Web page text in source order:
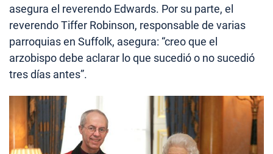
asegura el reverendo Edwards. Por su parte, el
reverendo Tiffer Robinson, responsable de varias
parroquias en Suffolk, asegura: “creo que el
arzobispo debe aclarar lo que sucedió o no sucedió
tres días antes”.